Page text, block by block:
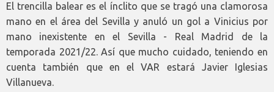
El trencilla balear es el ínclito que se tragó una clamorosa
mano en el área del Sevilla y anuló un gol a Vinicius por
mano inexistente en el Sevilla - Real Madrid de la
temporada 2021/22. Así que mucho cuidado, teniendo en
cuenta también que en el VAR estará Javier Iglesias
Villanueva.